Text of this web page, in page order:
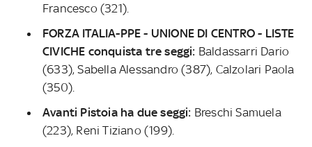
Francesco (321).
FORZA ITALIA-PPE - UNIONE DI CENTRO - LISTE
CIVICHE conquista tre seggi: Baldassarri Dario
(633), Sabella Alessandro (387), Calzolari Paola
(350).
Avanti Pistoia ha due seggi: Breschi Samuela
(223), Reni Tiziano (199).